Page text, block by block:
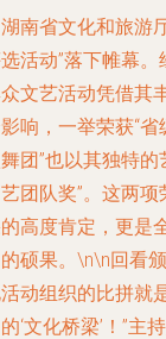
南省文化和旅游
活动”落下帷幕
文艺活动凭借其
响，一举荣获“省
团”也以其独特
团队奖”。这两
高度肯定，更是
硕果。\n\n回看
动组织的比拼就
‘文化桥梁’！”